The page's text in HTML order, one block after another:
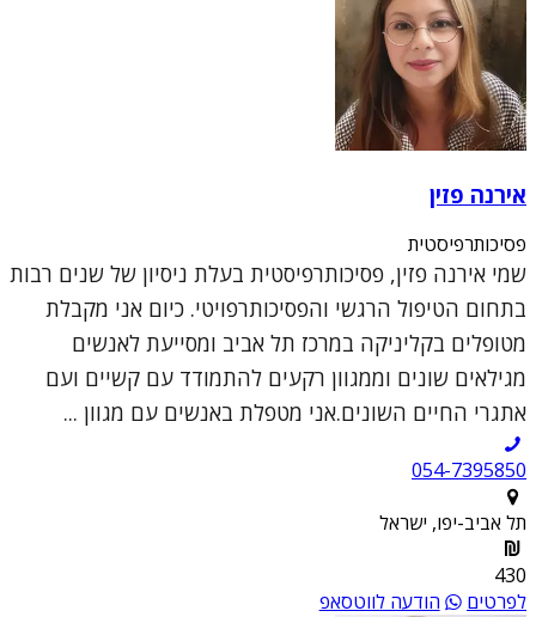
אירנה פזין
פסיכותרפיסטית
שמי אירנה פזין, פסיכותרפיסטית בעלת ניסיון של שנים רבות
בתחום הטיפול הרגשי והפסיכותרפויטי. כיום אני מקבלת
מטופלים בקליניקה במרכז תל אביב ומסייעת לאנשים
מגילאים שונים וממגוון רקעים להתמודד עם קשיים ועם
אתגרי החיים השונים.אני מטפלת באנשים עם מגוון ...
054-7395850
תל אביב-יפו, ישראל
430
לפרטים
הודעה לווטסאפ